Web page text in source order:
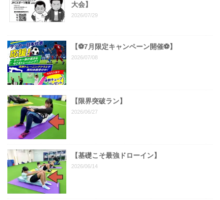
大会】
2026/07/29
【⚽7月限定キャンペーン開催⚽️】
2026/07/08
【限界突破ラン】
2026/06/27
【基礎こそ最強ドローイン】
2026/06/14